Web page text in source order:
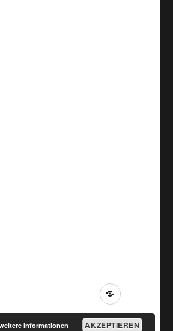
Impressum
Informationen AKZEPTIEREN